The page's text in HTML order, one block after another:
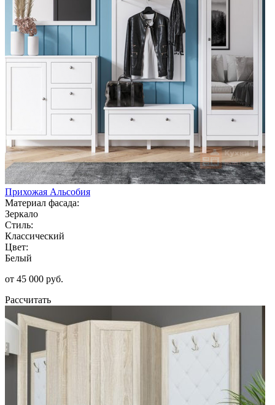
Прихожая Альсобия
Материал фасада:
Зеркало
Стиль:
Классический
Цвет:
Белый
от 45 000 руб.
Рассчитать